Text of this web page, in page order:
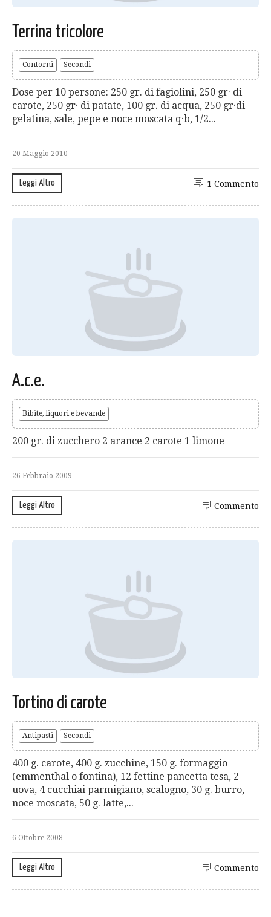
Terrina tricolore
Contorni Secondi
Dose per 10 persone: 250 gr. di fagiolini, 250 gr· di
carote, 250 gr· di patate, 100 gr. di acqua, 250 gr·di
gelatina, sale, pepe e noce moscata q·b, 1/2...
20 Maggio 2010
Leggi Altro 1 Commento
A.c.e.
Bibite, liquori e bevande
200 gr. di zucchero 2 arance 2 carote 1 limone
26 Febbraio 2009
Leggi Altro Commento
Tortino di carote
Antipasti Secondi
400 g. carote, 400 g. zucchine, 150 g. formaggio
(emmenthal o fontina), 12 fettine pancetta tesa, 2
uova, 4 cucchiai parmigiano, scalogno, 30 g. burro,
noce moscata, 50 g. latte,...
6 Ottobre 2008
Leggi Altro Commento